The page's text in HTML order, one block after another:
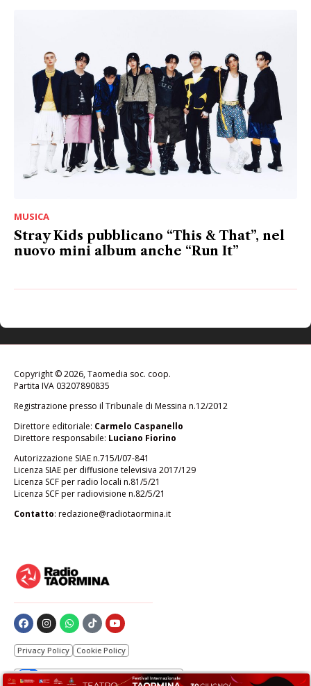
MUSICA
Stray Kids pubblicano “This & That”, nel
nuovo mini album anche “Run It”
Privacy Policy Cookie Policy
Le tue preferenze relative alla privacy
Copyright © 2026, Taomedia soc. coop.
Partita IVA 03207890835
Registrazione presso il Tribunale di Messina n.12/2012
Direttore editoriale: Carmelo Caspanello
Direttore responsabile: Luciano Fiorino
Autorizzazione SIAE n.715/I/07-841
Licenza SIAE per diffusione televisiva 2017/129
Licenza SCF per radio locali n.81/5/21
Licenza SCF per radiovisione n.82/5/21
Contatto: redazione@radiotaormina.it